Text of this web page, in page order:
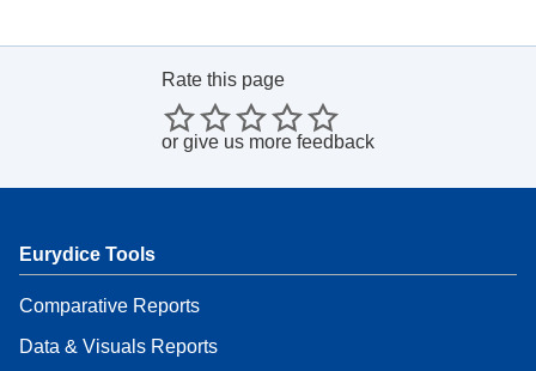
Rate this page
or give us more feedback
Eurydice Tools
Comparative Reports
Data & Visuals Reports